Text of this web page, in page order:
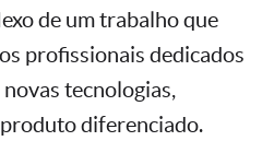
de um trabalho que
profissionais dedicados
tecnologias,
diferenciado.